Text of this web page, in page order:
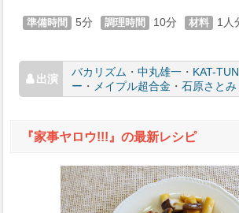
5 10 1
バカリズム ・ 中丸雄一・ KAT-TUN
ー ・ メイプル超合金 ・ 石原さとみ
『家事ヤロウ!!!』の最新レシピ